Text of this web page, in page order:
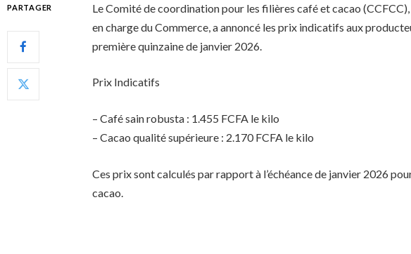
PARTAGER
Le Comité de coordination pour les filières café et cacao
en charge du Commerce, a annoncé les prix indicatifs aux
première quinzaine de janvier 2026.
Prix Indicatifs
– Café sain robusta : 1.455 FCFA le kilo
– Cacao qualité supérieure : 2.170 FCFA le kilo
Ces prix sont calculés par rapport à l’échéance de janvier 2026
cacao.